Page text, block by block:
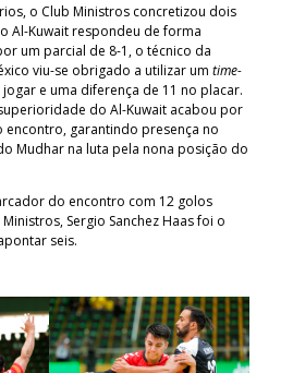
o Club Ministros concretizou dois
Al-Kuwait respondeu de forma
um parcial de 8-1, o técnico da
viu-se obrigado a utilizar um time-
e uma diferença de 11 no placar.
do Al-Kuwait acabou por
encontro, garantindo presença no
Mudhar na luta pela nona posição do
do encontro com 12 golos
Sergio Sanchez Haas foi o
seis.